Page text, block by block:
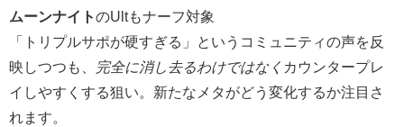
ムーンナイトのUltもナーフ対象
「トリプルサポが硬すぎる」というコミュニティの声を反
映しつつも、
完全に消し去るわけではなく カウンタープレ
イしやすくする狙い。新たなメタがどう変化するか注目さ
れます。